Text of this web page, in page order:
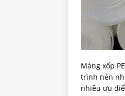
Màng xốp
trình nén
nhiều ưu